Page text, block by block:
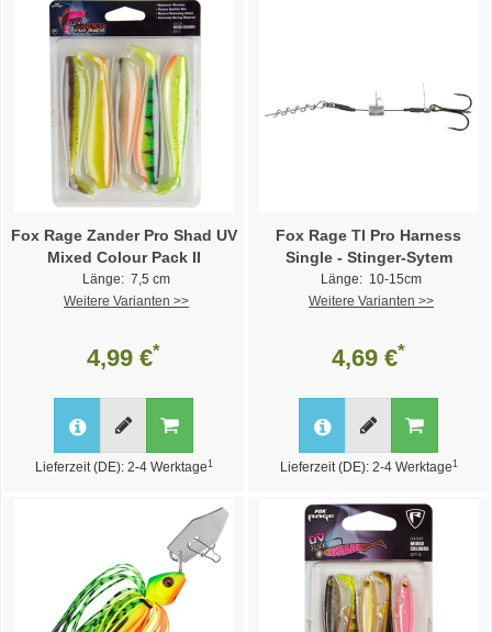
Fox Rage Zander Pro Shad UV
Mixed Colour Pack II
Länge: 7,5 cm
Weitere Varianten >>
4,99 €*
Lieferzeit (DE): 2-4 Werktage 1
Fox Rage TI Pro Harness
Single - Stinger-Sytem
Länge: 10-15cm
Weitere Varianten >>
4,69 €*
Lieferzeit (DE): 2-4 Werktage 1